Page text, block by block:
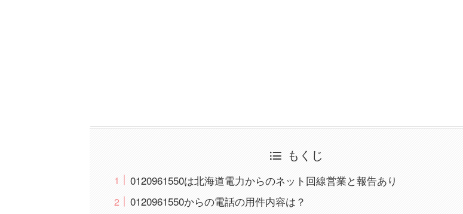
もくじ
0120961550は北海道電力からのネット回線営業と報告あり
0120961550からの電話の用件内容は？